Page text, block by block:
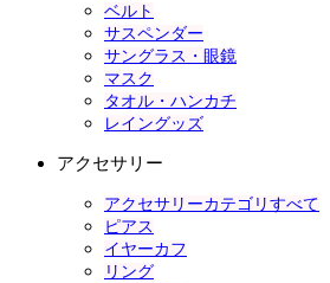
ベルト
サスペンダー
サングラス・眼鏡
マスク
タオル・ハンカチ
レイングッズ
アクセサリー
アクセサリーカテゴリすべて
ピアス
イヤーカフ
リング